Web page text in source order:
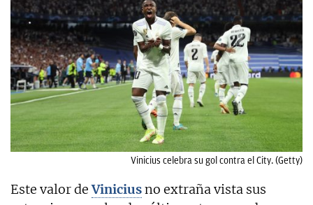
Vinicius celebra su gol contra el City. (Getty)
Este valor deViniciusno extraña vista sus